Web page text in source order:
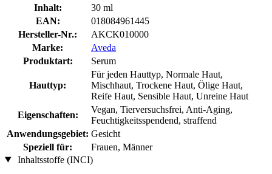
Inhalt:
30 ml
EAN:
018084961445
Hersteller-Nr.:
AKCK010000
Marke:
Aveda
Produktart:
Serum
Hauttyp:
Für jeden Hauttyp, Normale Haut,
Mischhaut, Trockene Haut, Ölige Haut,
Reife Haut, Sensible Haut, Unreine Haut
Eigenschaften:
Vegan, Tierversuchsfrei, Anti-Aging,
Feuchtigkeitsspendend, straffend
Anwendungsgebiet: Gesicht
Speziell für:
Frauen, Männer
Inhaltsstoffe (INCI)